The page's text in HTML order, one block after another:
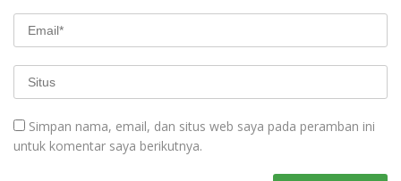
Simpan nama, email, dan situs web saya pada peramban ini
untuk komentar saya berikutnya.